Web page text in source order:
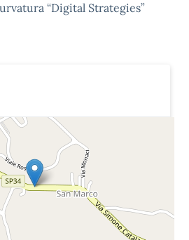
“Digital Strategies”